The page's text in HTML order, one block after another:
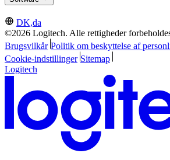
DK,da
©2026 Logitech. Alle rettigheder
Brugsvilkår Politik om beskyttelse af
Cookie-indstillinger Sitemap
Logitech